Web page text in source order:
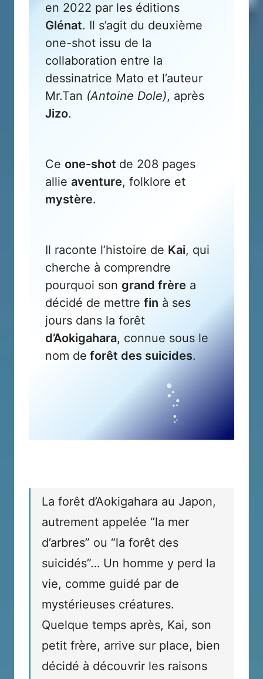
en 2022 par les éditions
Glénat. Il s’agit du deuxième
one-shot issu de la
collaboration entre la
dessinatrice Mato et l’auteur
Mr.Tan (Antoine Dole), après
Jizo.
Ce one-shot de 208 pages
allie aventure, folklore et
mystère.
Il raconte l’histoire de Kai, qui
cherche à comprendre
pourquoi son grand frère a
décidé de mettre fin à ses
jours dans la forêt
d’Aokigahara, connue sous le
nom de forêt des suicides.
La forêt d’Aokigahara au Japon,
autrement appelée “la mer
d’arbres” ou “la forêt des
suicidés”… Un homme y perd la
vie, comme guidé par de
mystérieuses créatures.
Quelque temps après, Kai, son
petit frère, arrive sur place, bien
décidé à découvrir les raisons